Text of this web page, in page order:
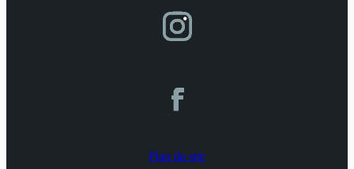
Plan du site